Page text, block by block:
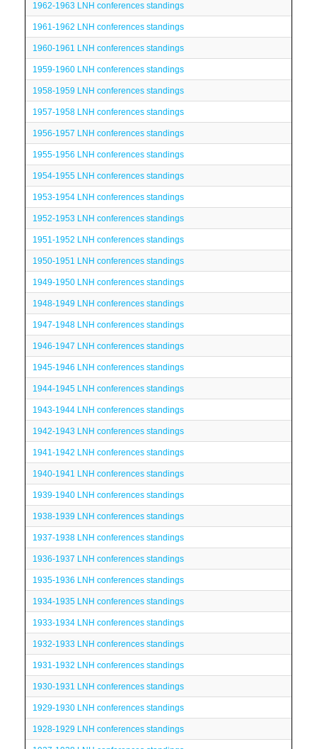
1962-1963 LNH conferences standings
1961-1962 LNH conferences standings
1960-1961 LNH conferences standings
1959-1960 LNH conferences standings
1958-1959 LNH conferences standings
1957-1958 LNH conferences standings
1956-1957 LNH conferences standings
1955-1956 LNH conferences standings
1954-1955 LNH conferences standings
1953-1954 LNH conferences standings
1952-1953 LNH conferences standings
1951-1952 LNH conferences standings
1950-1951 LNH conferences standings
1949-1950 LNH conferences standings
1948-1949 LNH conferences standings
1947-1948 LNH conferences standings
1946-1947 LNH conferences standings
1945-1946 LNH conferences standings
1944-1945 LNH conferences standings
1943-1944 LNH conferences standings
1942-1943 LNH conferences standings
1941-1942 LNH conferences standings
1940-1941 LNH conferences standings
1939-1940 LNH conferences standings
1938-1939 LNH conferences standings
1937-1938 LNH conferences standings
1936-1937 LNH conferences standings
1935-1936 LNH conferences standings
1934-1935 LNH conferences standings
1933-1934 LNH conferences standings
1932-1933 LNH conferences standings
1931-1932 LNH conferences standings
1930-1931 LNH conferences standings
1929-1930 LNH conferences standings
1928-1929 LNH conferences standings